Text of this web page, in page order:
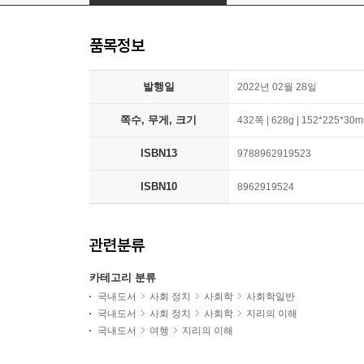
품목정보
발행일 2022년 02월 28일
쪽수, 무게, 크기 432쪽 | 628g |
ISBN13 9788962919523
ISBN10 8962919524
관련분류
카테고리 분류
국내도서 사회 정치 사회학
사회학일반
국내도서
사회 정치 사회학
지리의 이해
국내도서
여행 지리의 이해